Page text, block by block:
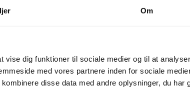
Om
vise dig funktioner til sociale medier og til at
med vores partnere inden for sociale
disse data med andre oplysninger, du har
om SU-handicaptillæg er for lang, og det er et
kunne fokusere på deres uddannelse uden at
Med denne lovændring bliver det muligt at
gør ansøgningsprocessen mere gennemskuelig
indsende en fyldestgørende ansøgning fra
passer til de unge – ikke omvendt – og de